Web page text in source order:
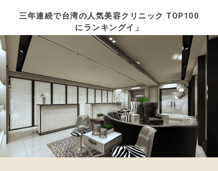
三年連続で台湾の人気美容クリニック TOP100
にランキングイ」